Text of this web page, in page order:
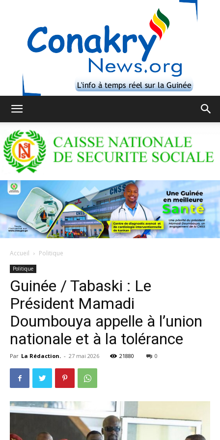
Accueil Politique
Politique
​Guinée / Tabaski : Le
Président Mamadi
Doumbouya appelle à l’union
nationale et à la tolérance
Par La Rédaction. - 27 mai 2026 21880 0